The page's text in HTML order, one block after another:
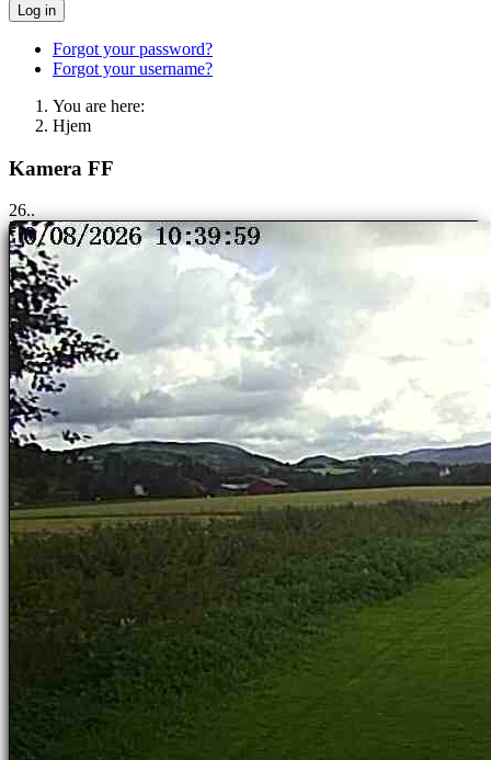
Log in
Forgot your password?
Forgot your username?
You are here:
Hjem
Kamera FF
25..